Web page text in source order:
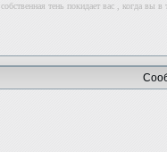
тень покидает вас , когда вы в